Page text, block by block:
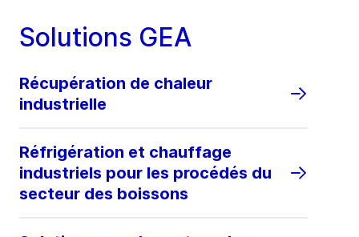
Solutions GEA
Récupération de chaleur
industrielle
Réfrigération et chauffage
industriels pour les procédés du
secteur des boissons